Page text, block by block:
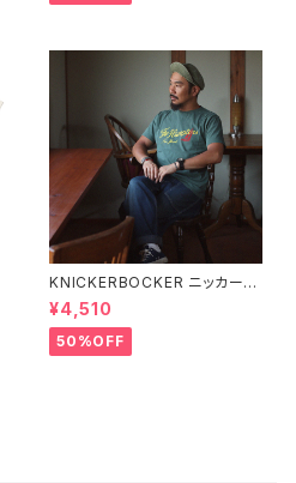
KNICKERBOCKER ニッカーボ
ッカー GREEN ハンプトン Tシ
ャツ
¥4,510
50%OFF